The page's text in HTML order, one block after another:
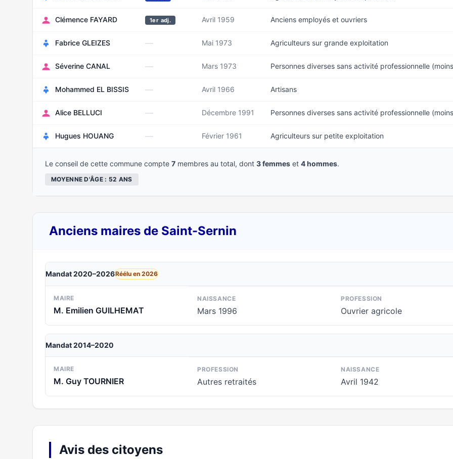
Clémence FAYARD 1er adj. Avril 1959 Anciens employés et ouvriers
Fabrice GLEIZES — Mai 1973 Agriculteurs sur grande exploitation
Séverine CANAL — Mars 1973 Personnes diverses sans activité professionnelle
Mohammed EL BISSIS — Avril 1966 Artisans
Alice BELLUCI — Décembre 1991 Personnes diverses sans activité professionnelle
Hugues HOUANG — Février 1961 Agriculteurs sur petite exploitation
Le conseil de cette commune compte 7 membres au total, dont 3 femmes et 4 hommes.
MOYENNE D'ÂGE : 52 ANS
Anciens maires de Saint-Sernin
Mandat 2020–2026Réélu en 2026
MAIRE
M. Emilien GUILHEMAT
NAISSANCE
Mars 1996
PROFESSION
Ouvrier agricole
Mandat 2014–2020
MAIRE
M. Guy TOURNIER
PROFESSION
Autres retraités
NAISSANCE
Avril 1942
Avis des citoyens